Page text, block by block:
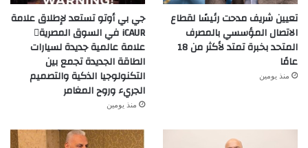
تعيين شريف مدحت رئيسًا لقطاع
الاتصال المؤسسي بالمصرف
المتحد بخبرة تمتد لأكثر من 18
عامًا
منذ يومين
جي بي أوتو تستعد لإطلاق علامة
iCAUR في السوق المصرية
علامة عالمية جديدة لسيارات
الطاقة الجديدة تجمع بين
التكنولوجيا الذكية والتصميم
الجريء وروح المغامر
منذ يومين